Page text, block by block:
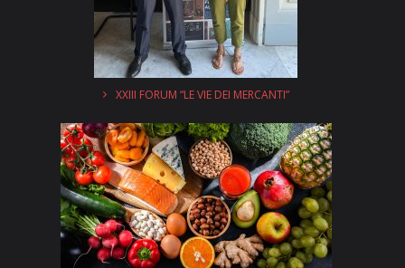
XXIII FORUM “LE VIE DEI MERCANTI”